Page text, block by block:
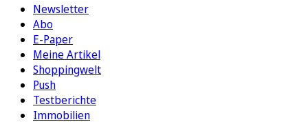
Newsletter
Abo
E-Paper
Meine Artikel
Shoppingwelt
Push
Testberichte
Immobilien